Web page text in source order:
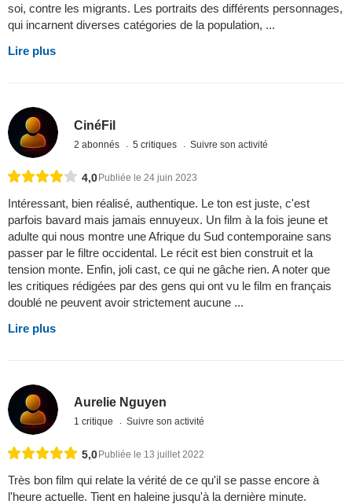
soi, contre les migrants. Les portraits des différents personnages,
qui incarnent diverses catégories de la population, ...
Lire plus
CinéFil
2 abonnés 5 critiques Suivre son activité
4,0Publiée le 24 juin 2023
Intéressant, bien réalisé, authentique. Le ton est juste, c'est
parfois bavard mais jamais ennuyeux. Un film à la fois jeune et
adulte qui nous montre une Afrique du Sud contemporaine sans
passer par le filtre occidental. Le récit est bien construit et la
tension monte. Enfin, joli cast, ce qui ne gâche rien. A noter que
les critiques rédigées par des gens qui ont vu le film en français
doublé ne peuvent avoir strictement aucune ...
Lire plus
Aurelie Nguyen
1 critique Suivre son activité
5,0Publiée le 13 juillet 2022
Très bon film qui relate la vérité de ce qu'il se passe encore à
l'heure actuelle. Tient en haleine jusqu'à la dernière minute.